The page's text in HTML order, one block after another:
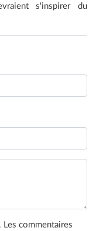
s'inspirer du
Les commentaires